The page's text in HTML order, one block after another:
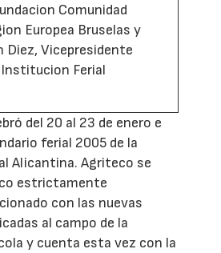
Comunidad
Europea Bruselas y
Diez, Vicepresidente
Ferial
del 20 al 23 de enero e
ferial 2005 de la
Alicantina. Agriteco se
estrictamente
con las nuevas
al campo de la
y cuenta esta vez con la